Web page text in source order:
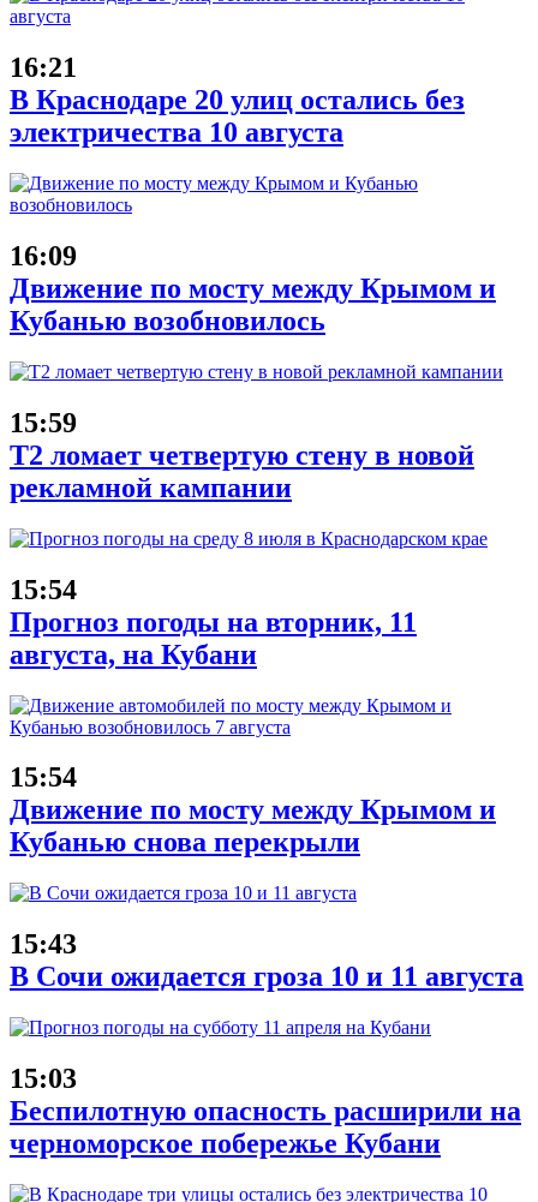
16:21
В Краснодаре 20 улиц остались без
электричества 10 августа
16:09
Движение по мосту между Крымом и
Кубанью возобновилось
15:59
Т2 ломает четвертую стену в новой
рекламной кампании
15:54
Прогноз погоды на вторник, 11
августа, на Кубани
15:54
Движение по мосту между Крымом и
Кубанью снова перекрыли
15:43
В Сочи ожидается гроза 10 и 11 августа
15:03
Беспилотную опасность расширили на
черноморское побережье Кубани